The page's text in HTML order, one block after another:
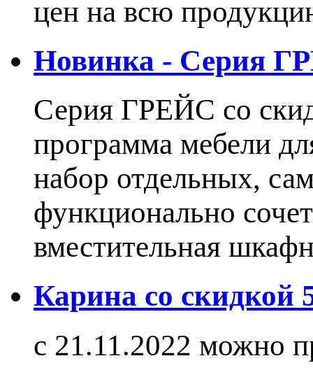
цен на всю
Новинка - Серия
Серия ГРЕЙС со
программа мебели
набор отдельных,
функционально
вместительная
Карина со скидкой
с 21.11.2022 можно